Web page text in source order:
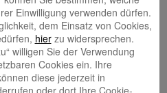
Einwilligung verwenden dürfen.
dem Einsatz von Cookies,
hierzu widersprechen.
willigen Sie der Verwendung
Cookies ein. Ihre
diese jederzeit in
oder dort Ihre Cookie-